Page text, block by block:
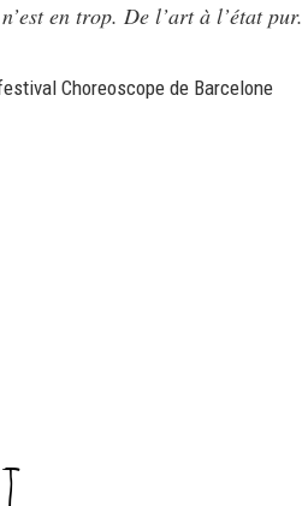
en trop. De l’art à l’état pur.
Choreoscope de Barcelone